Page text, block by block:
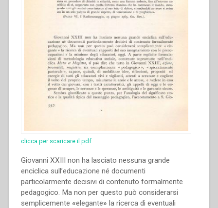
clicca per scaricare il pdf
Giovanni XXIII non ha lasciato nessuna grande
enciclica sull’educazione né documenti
particolarmente decisivi di contenuto formalmente
pedagogico. Ma non per questo può considerarsi
semplicemente «elegante» la ricerca di eventuali